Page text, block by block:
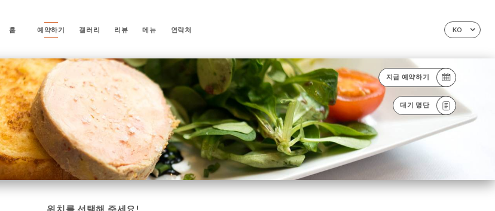
KO
홈 예약하기 갤러리 리뷰 메뉴 연락처
지금 예약하기
대기 명단
위치를 선택해 주세요!